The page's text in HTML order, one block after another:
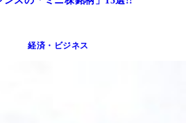
経済・ビジネス